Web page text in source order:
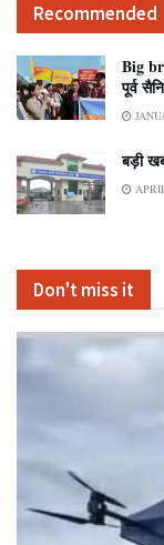
Recommended
Big
पूर्व
बड़ी
Don't miss it